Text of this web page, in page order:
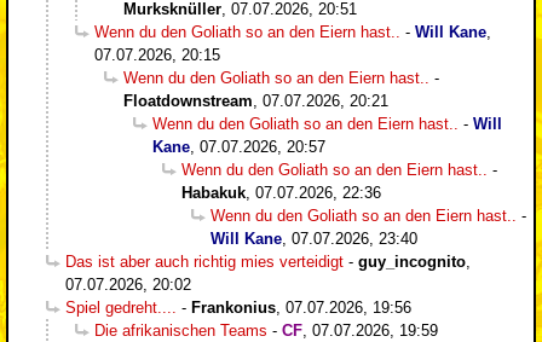
Murksknüller, 07.07.2026, 20:51
Wenn du den Goliath so an den Eiern hast.. - Will Kane,
07.07.2026, 20:15
Wenn du den Goliath so an den Eiern hast.. -
Floatdownstream, 07.07.2026, 20:21
Wenn du den Goliath so an den Eiern hast.. - Will
Kane, 07.07.2026, 20:57
Wenn du den Goliath so an den Eiern hast.. -
Habakuk, 07.07.2026, 22:36
Wenn du den Goliath so an den Eiern hast.. -
Will Kane, 07.07.2026, 23:40
Das ist aber auch richtig mies verteidigt - guy_incognito,
07.07.2026, 20:02
Spiel gedreht.... - Frankonius, 07.07.2026, 19:56
Die afrikanischen Teams - CF, 07.07.2026, 19:59